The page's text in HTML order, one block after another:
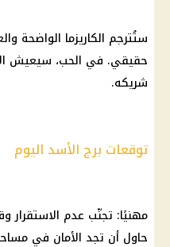
ستُترجم الكاريزما الواضحة
حقيقي. في الحب، سيعيش
شريكه.
توقعات برج الأسد اليوم
مهنيًا: تجنّب عدم الاستقرار
حاول أن تجد الأمان في